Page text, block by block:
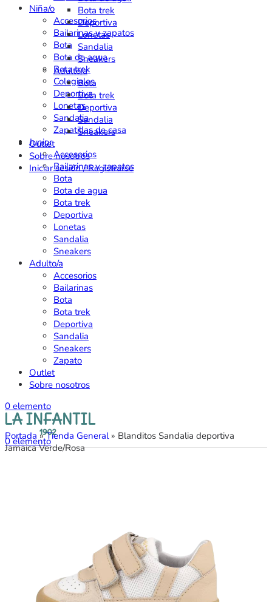
Niña/o
Accesorios
Bailarinas y zapatos
Bota
Bota de agua
Bota trek
Colegiales
Deportiva
Lonetas
Sandalia
Zapatillas de casa
Junior
Accesorios
Bailarinas y zapatos
Bota
Bota de agua
Bota trek
Deportiva
Lonetas
Sandalia
Sneakers
Adulto/a
Accesorios
Bailarinas
Bota
Bota trek
Deportiva
Sandalia
Sneakers
Zapato
Outlet
Sobre nosotros
0 elemento
0elemento
Portada »Tienda General» Blanditos Sandalia deportiva
Jamaica Verde/Rosa
Bota trek
Deportiva
Lonetas
Sandalia
Sneakers
Adulto/a
Bota
Bota trek
Deportiva
Sandalia
Sneakers
Outlet
Sobre nosotros
Iniciar sesión / Registrarse